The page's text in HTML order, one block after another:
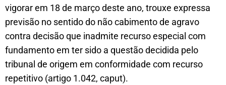
vigorar em 18 de março deste ano, trouxe expressa
previsão no sentido do não cabimento de agravo
contra decisão que inadmite recurso especial com
fundamento em ter sido a questão decidida pelo
tribunal de origem em conformidade com recurso
repetitivo (artigo 1.042, caput).